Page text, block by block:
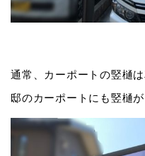
通常、カーポートの竪樋
邸のカーポートにも竪樋